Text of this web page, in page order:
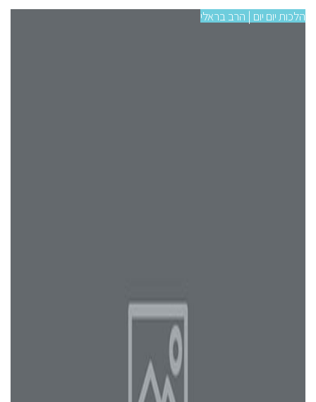
הלכות יום יום | הרב בראלי